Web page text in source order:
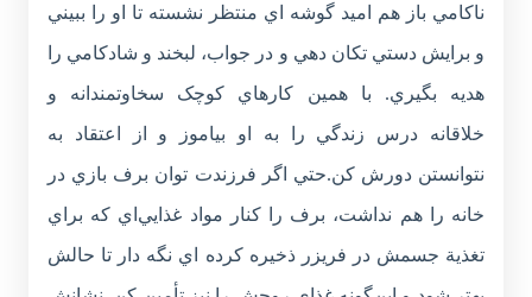
ناکامي باز هم اميد گوشه اي منتظر نشسته تا او را ببيني
و برايش دستي تکان دهي و در جواب، لبخند و شادکامي را
هديه بگيري. با همين کارهاي کوچک سخاوتمندانه و
خلاقانه درس زندگي را به او بياموز و از اعتقاد به
نتوانستن دورش کن.حتي اگر فرزندت توان برف بازي در
خانه را هم نداشت، برف را کنار مواد غذايي‌اي که براي
تغذية جسمش در فريزر ذخيره کرده اي نگه دار تا حالش